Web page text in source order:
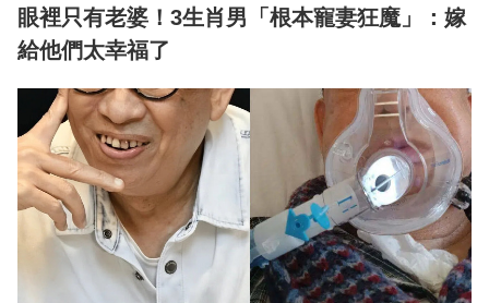
眼裡只有老婆！3生肖男「根本寵妻狂魔」：嫁
給他們太幸福了